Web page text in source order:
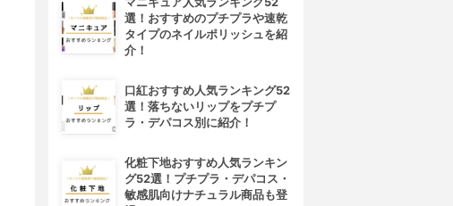
選！おすすめのプチプラや速乾
タイプのネイルポリッシュを紹
介！
口紅おすすめ人気ランキング52
選！落ちないリップをプチプ
ラ・デパコス別に紹介！
化粧下地おすすめ人気ランキン
グ52選！プチプラ・デパコス・
敏感肌向けナチュラル商品も登